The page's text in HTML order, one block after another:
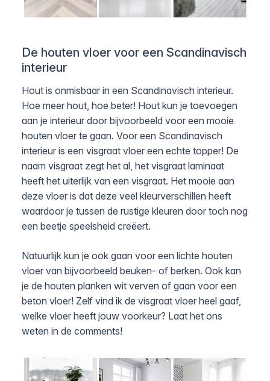
De houten vloer voor een Scandinavisch
interieur
Hout is onmisbaar in een Scandinavisch interieur.
Hoe meer hout, hoe beter! Hout kun je toevoegen
aan je interieur door bijvoorbeeld voor een mooie
houten vloer te gaan. Voor een Scandinavisch
interieur is een visgraat vloer een echte topper! De
naam visgraat zegt het al, het visgraat laminaat
heeft het uiterlijk van een visgraat. Het mooie aan
deze vloer is dat deze veel kleurverschillen heeft
waardoor je tussen de rustige kleuren door toch nog
een beetje speelsheid creëert.
Natuurlijk kun je ook gaan voor een lichte houten
vloer van bijvoorbeeld beuken- of berken. Ook kan
je de houten planken wit verven of gaan voor een
beton vloer! Zelf vind ik de visgraat vloer heel gaaf,
welke vloer heeft jouw voorkeur? Laat het ons
weten in de comments!